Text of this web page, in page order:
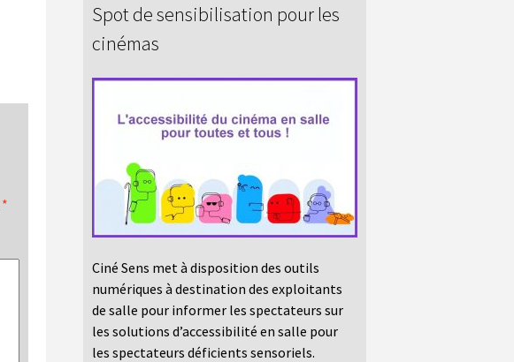
*
Spot de sensibilisation pour les
cinémas
Ciné Sens met à disposition des outils
numériques à destination des exploitants
de salle pour informer les spectateurs sur
les solutions d’accessibilité en salle pour
les spectateurs déficients sensoriels.